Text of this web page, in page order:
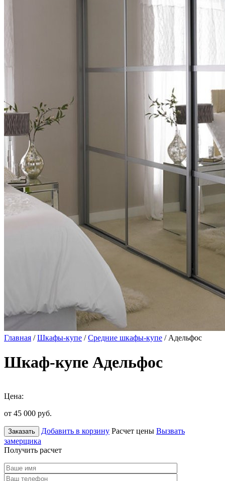
Главная /Шкафы-купе /Средние шкафы-купе / Адельфос
Шкаф-купе Адельфос
Цена:
от 45 000 руб.
Заказать Добавить в корзину Расчет цены Вызвать
замерщика
Получить расчет